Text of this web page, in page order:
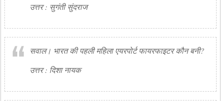
उत्तर : सुगंती सुंदराज
सवाल। भारत की पहली महिला एयरपोर्ट फायरफाइटर कौन बनी?
उत्तर : दिशा नायक